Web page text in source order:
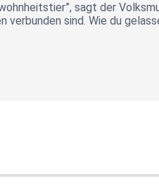
sagt der
sind. Wie du